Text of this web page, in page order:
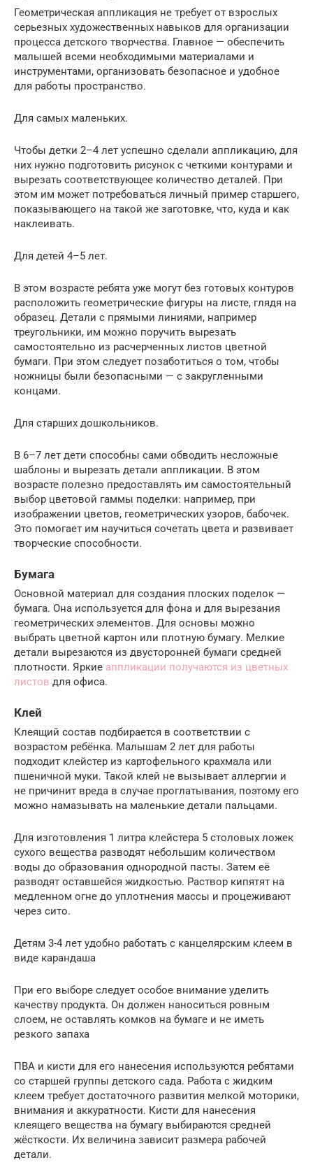
Геометрическая аппликация не требует от взрослых
серьезных художественных навыков для организации
процесса детского творчества. Главное — обеспечить
малышей всеми необходимыми материалами и
инструментами, организовать безопасное и удобное
для работы пространство.
Для самых маленьких.
Чтобы детки 2–4 лет успешно сделали аппликацию, для
них нужно подготовить рисунок с четкими контурами и
вырезать соответствующее количество деталей. При
этом им может потребоваться личный пример старшего,
показывающего на такой же заготовке, что, куда и как
наклеивать.
Для детей 4–5 лет.
В этом возрасте ребята уже могут без готовых контуров
расположить геометрические фигуры на листе, глядя на
образец. Детали с прямыми линиями, например
треугольники, им можно поручить вырезать
самостоятельно из расчерченных листов цветной
бумаги. При этом следует позаботиться о том, чтобы
ножницы были безопасными — с закругленными
концами.
Для старших дошкольников.
В 6–7 лет дети способны сами обводить несложные
шаблоны и вырезать детали аппликации. В этом
возрасте полезно предоставлять им самостоятельный
выбор цветовой гаммы поделки: например, при
изображении цветов, геометрических узоров, бабочек.
Это помогает им научиться сочетать цвета и развивает
творческие способности.
Бумага
Основной материал для создания плоских поделок —
бумага. Она используется для фона и для вырезания
геометрических элементов. Для основы можно
выбрать цветной картон или плотную бумагу. Мелкие
детали вырезаются из двусторонней бумаги средней
плотности. Яркие аппликации получаются из цветных
листов для офиса.
Клей
Клеящий состав подбирается в соответствии с
возрастом ребёнка. Малышам 2 лет для работы
подходит клейстер из картофельного крахмала или
пшеничной муки. Такой клей не вызывает аллергии и
не причинит вреда в случае проглатывания, поэтому его
можно намазывать на маленькие детали пальцами.
Для изготовления 1 литра клейстера 5 столовых ложек
сухого вещества разводят небольшим количеством
воды до образования однородной пасты. Затем её
разводят оставшейся жидкостью. Раствор кипятят на
медленном огне до уплотнения массы и процеживают
через сито.
Детям 3-4 лет удобно работать с канцелярским клеем в
виде карандаша
При его выборе следует особое внимание уделить
качеству продукта. Он должен наноситься ровным
слоем, не оставлять комков на бумаге и не иметь
резкого запаха
ПВА и кисти для его нанесения используются ребятами
со старшей группы детского сада. Работа с жидким
клеем требует достаточного развития мелкой моторики,
внимания и аккуратности. Кисти для нанесения
клеящего вещества на бумагу выбираются средней
жёсткости. Их величина зависит размера рабочей
детали.